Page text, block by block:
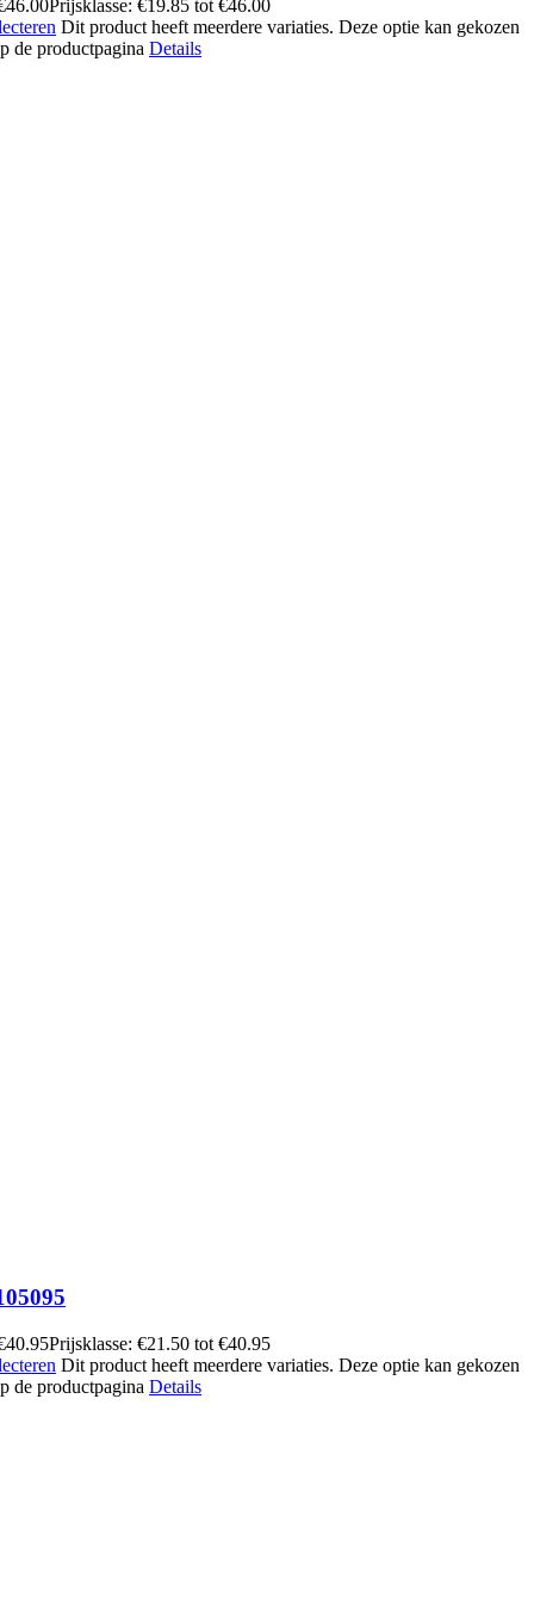
46.00Prijsklasse: €19.85 tot €46.00
Dit product heeft meerdere variaties. Deze optie kan gekozen
de productpagina Details
40.95Prijsklasse: €21.50 tot €40.95
Dit product heeft meerdere variaties. Deze optie kan gekozen
de productpagina Details